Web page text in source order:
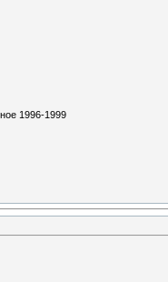
1996-1999